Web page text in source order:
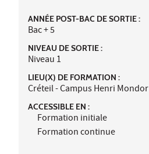
ANNÉE POST-BAC DE SORTIE :
Bac + 5
NIVEAU DE SORTIE :
Niveau 1
LIEU(X) DE FORMATION :
Créteil - Campus Henri Mondor
ACCESSIBLE EN :
Formation initiale
Formation continue